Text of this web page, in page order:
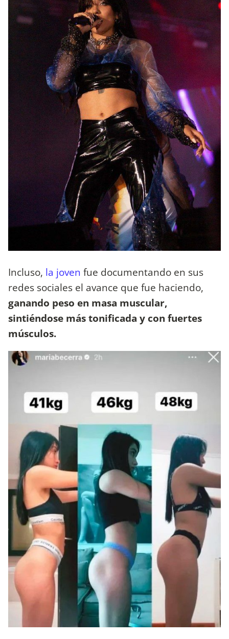
Incluso, la joven fue documentando en sus
redes sociales el avance que fue haciendo,
ganando peso en masa muscular,
sintiéndose más tonificada y con fuertes
músculos.